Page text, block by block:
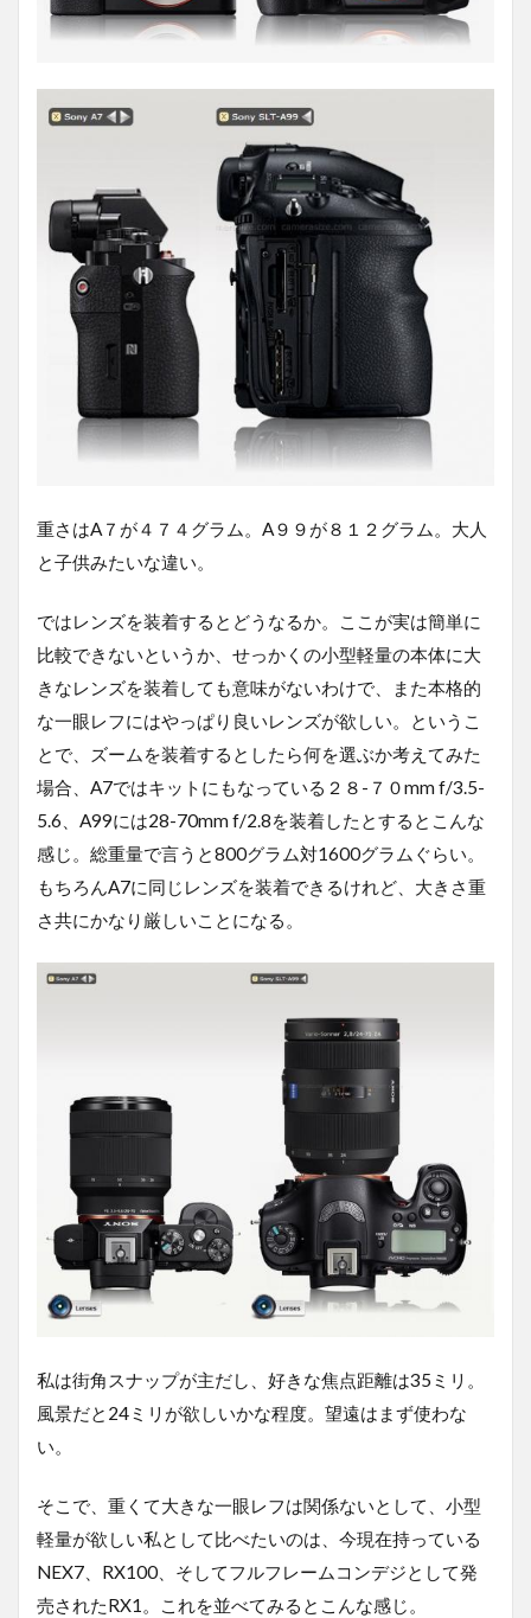
重さはA７が４７４グラム。A９９が８１２グラム。大人
と子供みたいな違い。
ではレンズを装着するとどうなるか。ここが実は簡単に
比較できないというか、せっかくの小型軽量の本体に大
きなレンズを装着しても意味がないわけで、また本格的
な一眼レフにはやっぱり良いレンズが欲しい。というこ
とで、ズームを装着するとしたら何を選ぶか考えてみた
場合、A7ではキットにもなっている２８-７０mm f/3.5-
5.6、A99には28-70mm f/2.8を装着したとするとこんな
感じ。総重量で言うと800グラム対1600グラムぐらい。
もちろんA7に同じレンズを装着できるけれど、大きさ重
さ共にかなり厳しいことになる。
私は街角スナップが主だし、好きな焦点距離は35ミリ。
風景だと24ミリが欲しいかな程度。望遠はまず使わな
い。
そこで、重くて大きな一眼レフは関係ないとして、小型
軽量が欲しい私として比べたいのは、今現在持っている
NEX7、RX100、そしてフルフレームコンデジとして発
売されたRX1。これを並べてみるとこんな感じ。